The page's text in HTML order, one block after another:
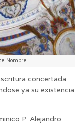
Nombre
concertada
ya su existencia
P. Alejandro